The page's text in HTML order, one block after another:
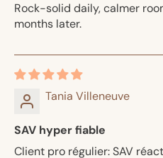
Rock-solid daily, calmer
months later.
Tania Villeneuve
SAV hyper fiable
Client pro régulier: SAV